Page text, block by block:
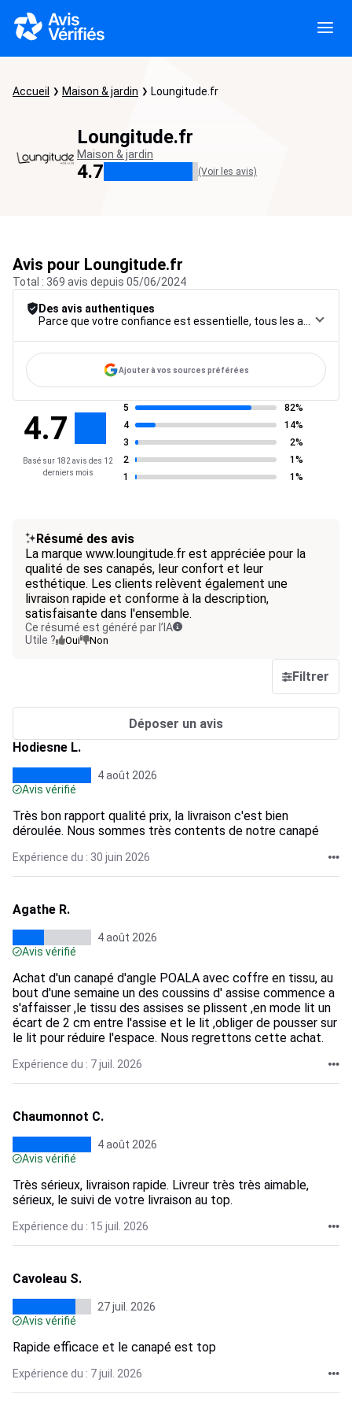
Accueil Maison & jardin Loungitude.fr
Loungitude.fr
Maison & jardin
4.7 (Voir les avis)
Avis pour Loungitude.fr
Total : 369 avis depuis 05/06/2024
Des avis authentiques
Ajouter à vos sources préférées
4.7
Basé sur 182 avis des 12
derniers mois
5
82%
4
14%
3
2%
2
1%
1
1%
Résumé des avis
La marque www.loungitude.fr est appréciée pour la
qualité de ses canapés, leur confort et leur
esthétique. Les clients relèvent également une
livraison rapide et conforme à la description,
satisfaisante dans l'ensemble.
Ce résumé est généré par l’IA
Utile ?
Oui Non
Filtrer
Déposer un avis
Hodiesne L.
4 août 2026
Avis vérifié
Très bon rapport qualité prix, la livraison c'est bien
déroulée. Nous sommes très contents de notre canapé
Expérience du : 30 juin 2026
Agathe R.
4 août 2026
Avis vérifié
Achat d'un canapé d'angle POALA avec coffre en tissu, au
bout d'une semaine un des coussins d' assise commence a
s'affaisser ,le tissu des assises se plissent ,en mode lit un
écart de 2 cm entre l'assise et le lit ,obliger de pousser sur
le lit pour réduire l'espace. Nous regrettons cette achat.
Expérience du : 7 juil. 2026
Chaumonnot C.
4 août 2026
Avis vérifié
Très sérieux, livraison rapide. Livreur très très aimable,
sérieux, le suivi de votre livraison au top.
Expérience du : 15 juil. 2026
Cavoleau S.
27 juil. 2026
Avis vérifié
Rapide efficace et le canapé est top
Expérience du : 7 juil. 2026